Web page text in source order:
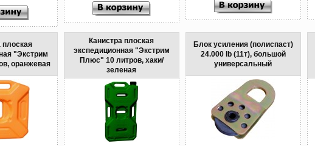
плоская
"Экстрим
оранжевая
Канистра плоская
экспедиционная "Экстрим
Плюс" 10 литров, хаки/
зеленая
Блок усиления (полиспаст)
24.000 lb (11т), большой
универсальный